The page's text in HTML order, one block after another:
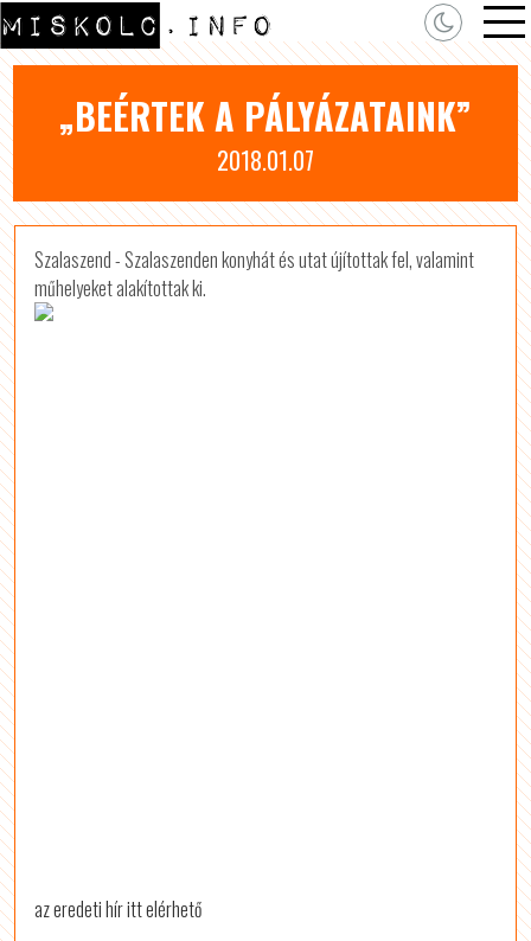
„BEÉRTEK A PÁLYÁZATAINK”
2018.01.07
Szalaszend - Szalaszenden konyhát és utat újítottak fel, valamint
műhelyeket alakítottak ki.
az eredeti hír itt elérhető